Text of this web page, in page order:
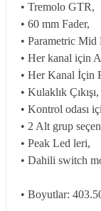
• Tremolo GTR,
• 60 mm Fader,
• Parametric Mid
• Her kanal için
• Her Kanal İçin
• Kulaklık Çıkışı,
• Kontrol odası
• 2 Alt grup
• Peak Led leri,
• Dahili switch
• Boyutlar: